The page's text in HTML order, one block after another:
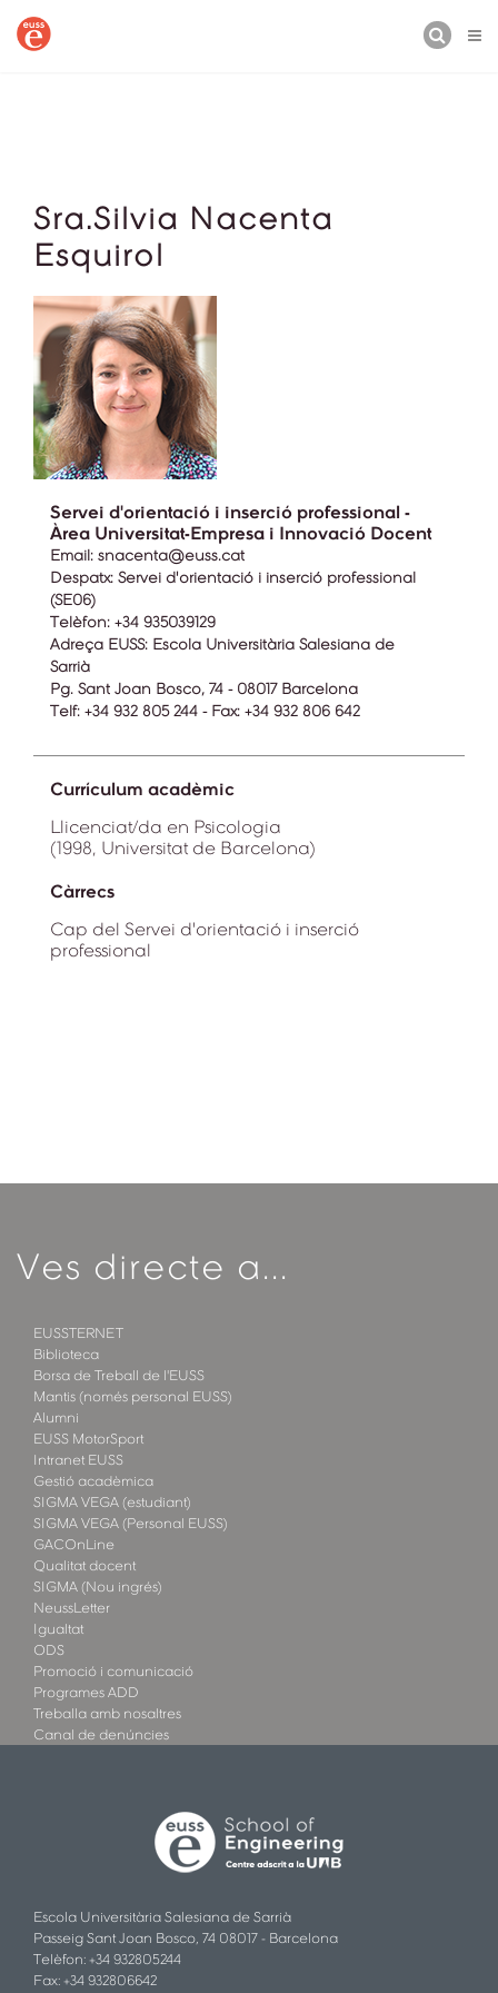
Sra.Silvia Nacenta
Esquirol
Servei d'orientació i inserció professional -
Àrea Universitat-Empresa i Innovació Docent
Email: snacenta@euss.cat
Despatx: Servei d'orientació i inserció professional
(SE06)
Telèfon: +34 935039129
Adreça EUSS: Escola Universitària Salesiana de
Sarrià
Pg. Sant Joan Bosco, 74 - 08017 Barcelona
Telf: +34 932 805 244 - Fax: +34 932 806 642
Currículum acadèmic
Llicenciat/da en Psicologia
(1998, Universitat de Barcelona)
Càrrecs
Cap del Servei d'orientació i inserció
professional
Ves directe a...
EUSSTERNET
Biblioteca
Borsa de Treball de l'EUSS
Mantis (només personal EUSS)
Alumni
EUSS MotorSport
Intranet EUSS
Gestió acadèmica
SIGMA VEGA (estudiant)
SIGMA VEGA (Personal EUSS)
GACOnLine
Qualitat docent
SIGMA (Nou ingrés)
NeussLetter
Igualtat
ODS
Promoció i comunicació
Programes ADD
Treballa amb nosaltres
Canal de denúncies
Escola Universitària Salesiana de Sarrià
Passeig Sant Joan Bosco, 74 08017 - Barcelona
Telèfon: +34 932805244
Fax: +34 932806642